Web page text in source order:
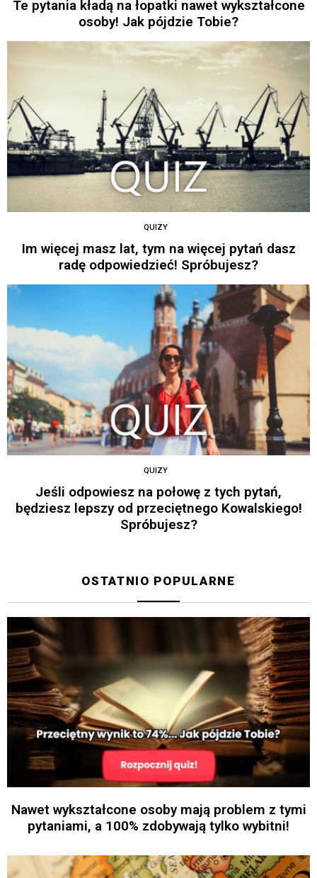
Te pytania kładą na łopatki nawet wykształcone
osoby! Jak pójdzie Tobie?
QUIZY
Im więcej masz lat, tym na więcej pytań dasz
radę odpowiedzieć! Spróbujesz?
QUIZY
Jeśli odpowiesz na połowę z tych pytań,
będziesz lepszy od przeciętnego Kowalskiego!
Spróbujesz?
OSTATNIO POPULARNE
Nawet wykształcone osoby mają problem z tymi
pytaniami, a 100% zdobywają tylko wybitni!